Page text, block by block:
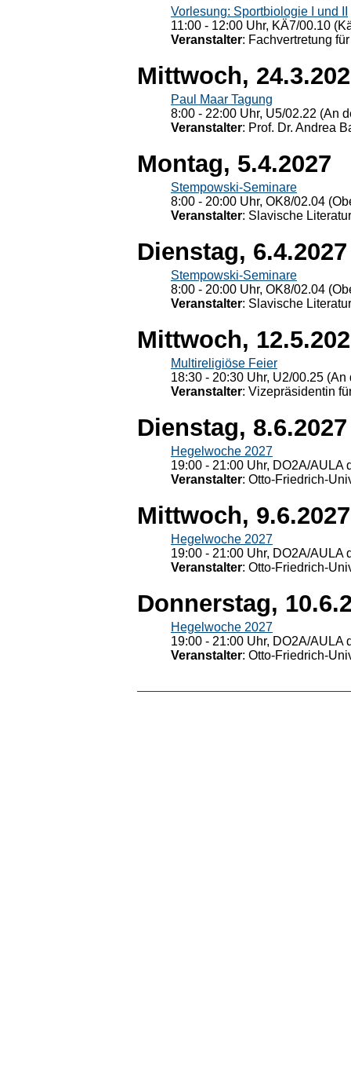
Vorlesung: Sportbiologie I und II
11:00 - 12:00 Uhr, KÄ7/00.10
Veranstalter: Fachvertretung
Mittwoch,
Paul Maar Tagung
8:00 - 22:00 Uhr, U5/02.22 (An
Veranstalter: Prof. Dr. Andrea
Montag, 5.4.2027
Stempowski-Seminare
8:00 - 20:00 Uhr, OK8/02.04
Veranstalter: Slavische
Dienstag, 6.4.2027
Stempowski-Seminare
8:00 - 20:00 Uhr, OK8/02.04
Veranstalter: Slavische
Mittwoch,
Multireligiöse Feier
18:30 - 20:30 Uhr, U2/00.25
Veranstalter: Vizepräsidentin
Dienstag, 8.6.2027
Hegelwoche 2027
19:00 - 21:00 Uhr, DO2A/
Veranstalter: Otto-Friedrich-
Mittwoch, 9.6.2027
Hegelwoche 2027
19:00 - 21:00 Uhr, DO2A/
Veranstalter: Otto-Friedrich-
Donnerstag,
Hegelwoche 2027
19:00 - 21:00 Uhr, DO2A/
Veranstalter: Otto-Friedrich-